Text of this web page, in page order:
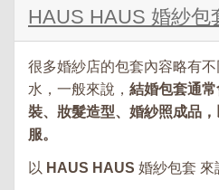
HAUS HAUS 婚紗包
很多婚紗店的包套內容略有
水，一般來說， 結婚包套通
裝、妝髮造型、婚紗照成品
服。
以 HAUS HAUS 婚紗包套 來